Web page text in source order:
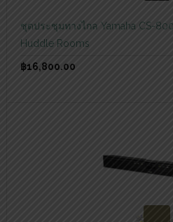
ชุดประชุมทางไกล Yamaha CS-
Huddle Rooms
฿16,800.00